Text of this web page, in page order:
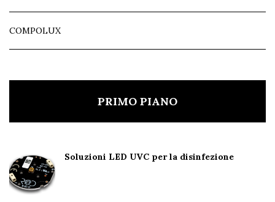
COMPOLUX
PRIMO PIANO
Soluzioni LED UVC per la disinfezione